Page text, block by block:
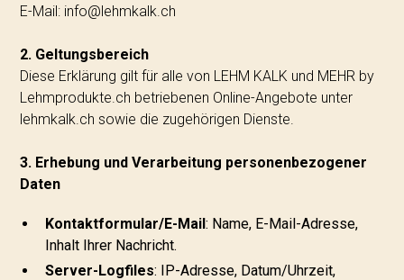
E-Mail: info@lehmkalk.ch
2. Geltungsbereich
Diese Erklärung gilt für alle von LEHM KALK und MEHR by
Lehmprodukte.ch betriebenen Online-Angebote unter
lehmkalk.ch sowie die zugehörigen Dienste.
3. Erhebung und Verarbeitung personenbezogener
Daten
Kontaktformular/E-Mail: Name, E-Mail-Adresse,
Inhalt Ihrer Nachricht.
Server-Logfiles: IP-Adresse, Datum/Uhrzeit,